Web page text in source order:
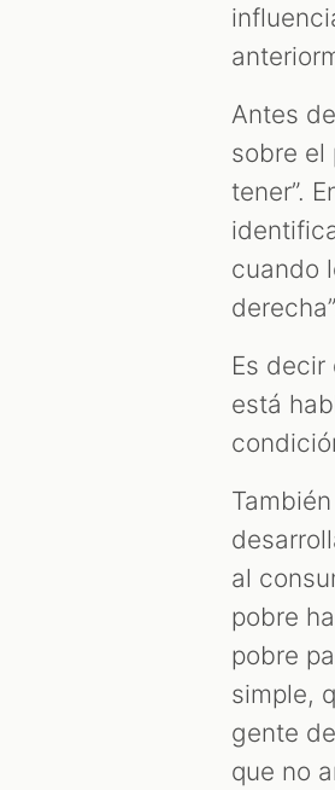
Antes
sobre el
tener”.
cuando
Es
está
al
pobre
pobre
simple,
gente
que no